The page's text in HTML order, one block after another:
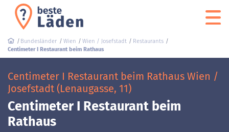
Bundesländer Wien Wien / Josefstadt
Restaurants
Centimeter I Restaurant beim Rathaus
Centimeter I Restaurant beim Rathaus Wien /
Josefstadt (Lenaugasse, 11)
Centimeter I Restaurant beim
Rathaus